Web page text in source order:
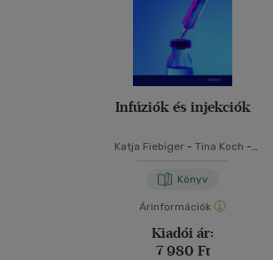
Infúziók és injekciók
Katja Fiebiger - Tina Koch -
Könyv
Árinformációk
Kiadói ár:
7 980 Ft